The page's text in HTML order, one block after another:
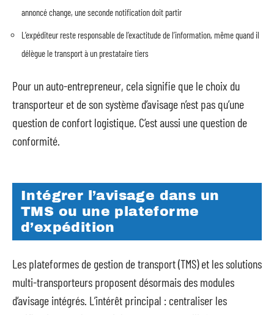
annoncé change, une seconde notification doit partir
L’expéditeur reste responsable de l’exactitude de l’information, même quand il
délègue le transport à un prestataire tiers
Pour un auto-entrepreneur, cela signifie que le choix du
transporteur et de son système d’avisage n’est pas qu’une
question de confort logistique. C’est aussi une question de
conformité.
Intégrer l’avisage dans un
TMS ou une plateforme
d’expédition
Les plateformes de gestion de transport (TMS) et les solutions
multi-transporteurs proposent désormais des modules
d’avisage intégrés. L’intérêt principal : centraliser les